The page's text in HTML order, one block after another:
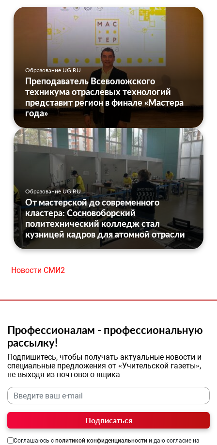
Образование UG.RU
Преподаватель Всеволожского
техникума отраслевых технологий
представит регион в финале «Мастера
года»
Образование UG.RU
От мастерской до современного
кластера: Сосновоборский
политехнический колледж стал
кузницей кадров для атомной отрасли
Новости СМИ2
Профессионалам - профессиональную
рассылку!
Подпишитесь, чтобы получать актуальные новости и
специальные предложения от «Учительской газеты»,
не выходя из почтового ящика
Подписаться
Соглашаюсь с политикой конфиденциальности и даю согласие на